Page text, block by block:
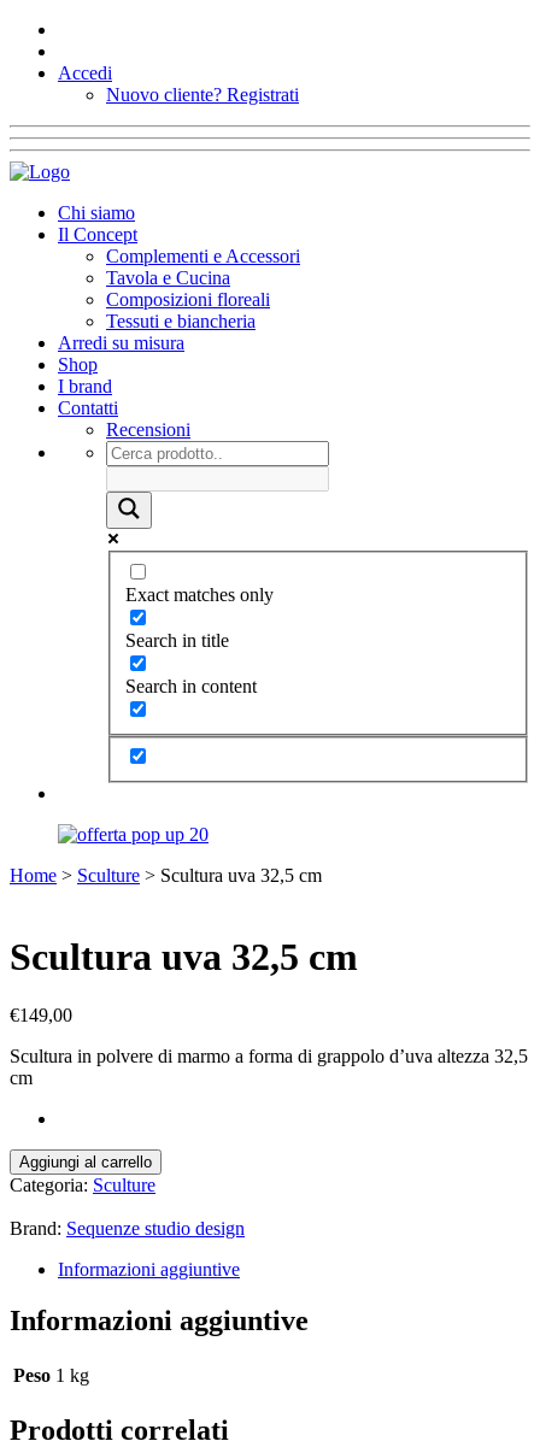
Accedi
Nuovo cliente? Registrati
Chi siamo
Il Concept
Complementi e Accessori
Tavola e Cucina
Composizioni floreali
Tessuti e biancheria
Arredi su misura
Shop
I brand
Contatti
Recensioni
Exact matches only
Search in title
Search in content
Home > Sculture > Scultura uva 32,5 cm
Scultura uva 32,5 cm
€149,00
Scultura in polvere di marmo a forma di grappolo d’uva altezza 32,5
cm
Scultura
uva
cm
Aggiungi al carrello
Categoria: Sculture
Brand: Sequenze studio design
Informazioni aggiuntive
Informazioni aggiuntive
Peso 1 kg
Prodotti correlati